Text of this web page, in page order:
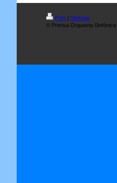
Print | Sitemap
© Prensa Orquesta Sinfónica